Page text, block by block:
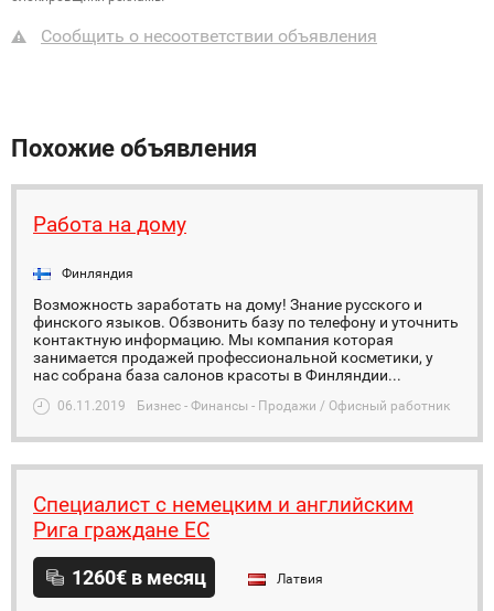
Сообщить о несоответствии объявления
Похожие объявления
Работа на дому
Финляндия
Возможность заработать на дому! Знание русского и
финского языков. Обзвонить базу по телефону и уточнить
контактную информацию. Мы компания которая
занимается продажей профессиональной косметики, у
нас собрана база салонов красоты в Финляндии...
06.11.2019 Бизнес - Финансы - Продажи / Офисный работник
Специалист с немецким и английским
Рига граждане ЕС
1260€ в месяц Латвия